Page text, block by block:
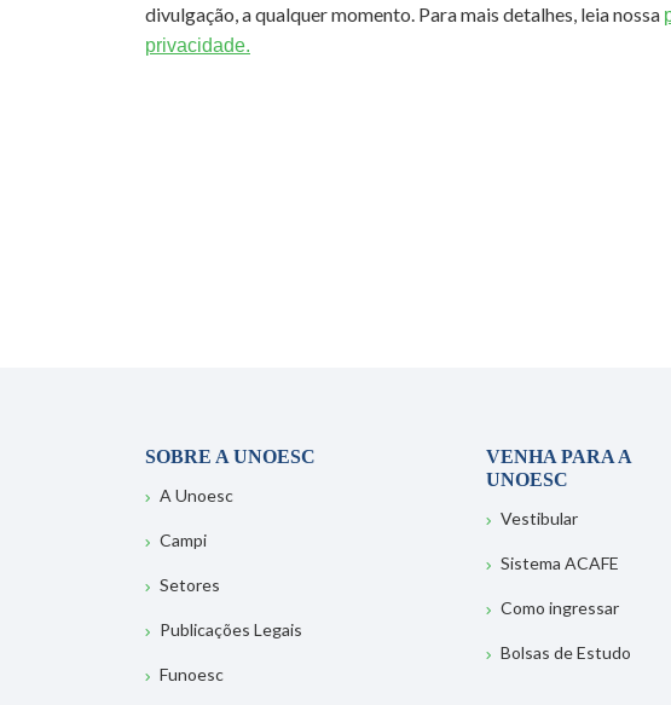
divulgação, a qualquer momento. Para mais detalhes, leia nossa
privacidade.
SOBRE A UNOESC
A Unoesc
Campi
Setores
Publicações Legais
Funoesc
VENHA PARA A
UNOESC
Vestibular
Sistema ACAFE
Como ingressar
Bolsas de Estudo